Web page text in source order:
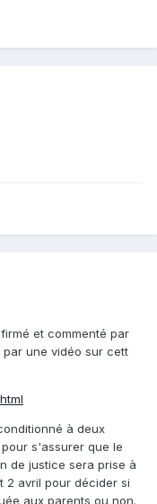
et commenté par
par une vidéo sur cett
à deux
s'assurer que le
de justice sera prise à
2 avril pour décider si
aux parents ou non.